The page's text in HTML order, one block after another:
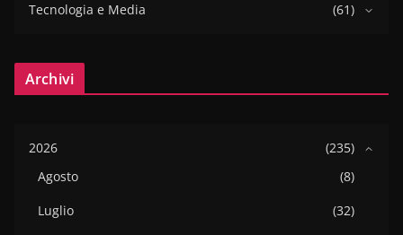
Tecnologia e Media
(61)
Archivi
2026
(235)
Agosto
(8)
Luglio
(32)